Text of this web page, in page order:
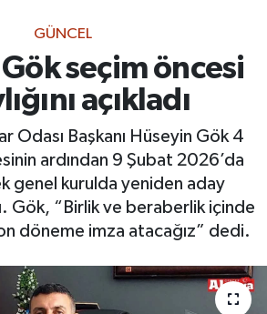
GÜNCEL
seçim öncesi
açıkladı
Odası Başkanı Hüseyin Gök 4
ardından 9 Şubat 2026’da
genel kurulda yeniden aday
Gök, “Birlik ve beraberlik içinde
döneme imza atacağız” dedi.
- Privacy Policy